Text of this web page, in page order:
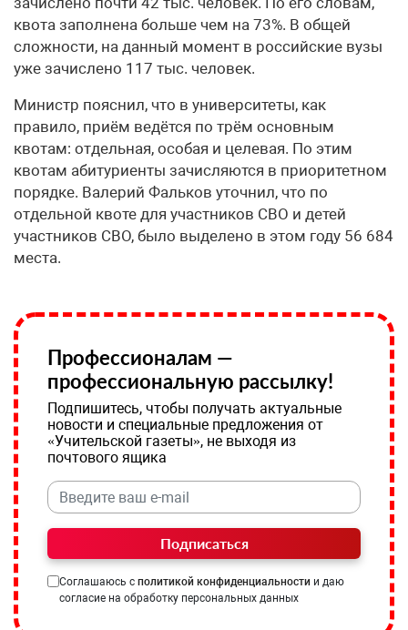
квота заполнена больше чем на 73%. В общей
сложности, на данный момент в российские вузы
уже зачислено 117 тыс. человек.
Министр пояснил, что в университеты, как
правило, приём ведётся по трём основным
квотам: отдельная, особая и целевая. По этим
квотам абитуриенты зачисляются в приоритетном
порядке. Валерий Фальков уточнил, что по
отдельной квоте для участников СВО и детей
участников СВО, было выделено в этом году 56 684
места.
Профессионалам —
профессиональную рассылку!
Подпишитесь, чтобы получать актуальные
новости и специальные предложения от
«Учительской газеты», не выходя из
почтового ящика
Подписаться
Соглашаюсь с политикой конфиденциальности и даю
согласие на обработку персональных данных